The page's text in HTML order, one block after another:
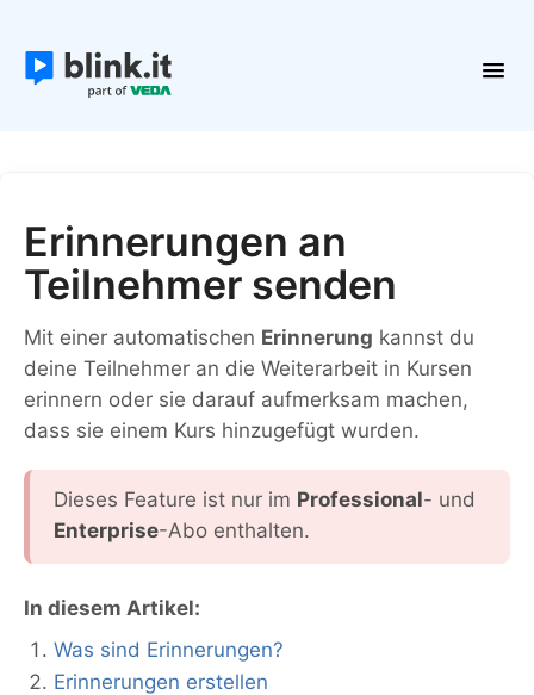
Plattform verwalten
Erinnerungen an
Teilnehmer senden
Mit einer automatischen Erinnerung kannst du
deine Teilnehmer an die Weiterarbeit in Kursen
erinnern oder sie darauf aufmerksam machen,
dass sie einem Kurs hinzugefügt wurden.
Dieses Feature ist nur im Professional- und
Enterprise-Abo enthalten.
In diesem Artikel:
Was sind Erinnerungen?
Erinnerungen erstellen